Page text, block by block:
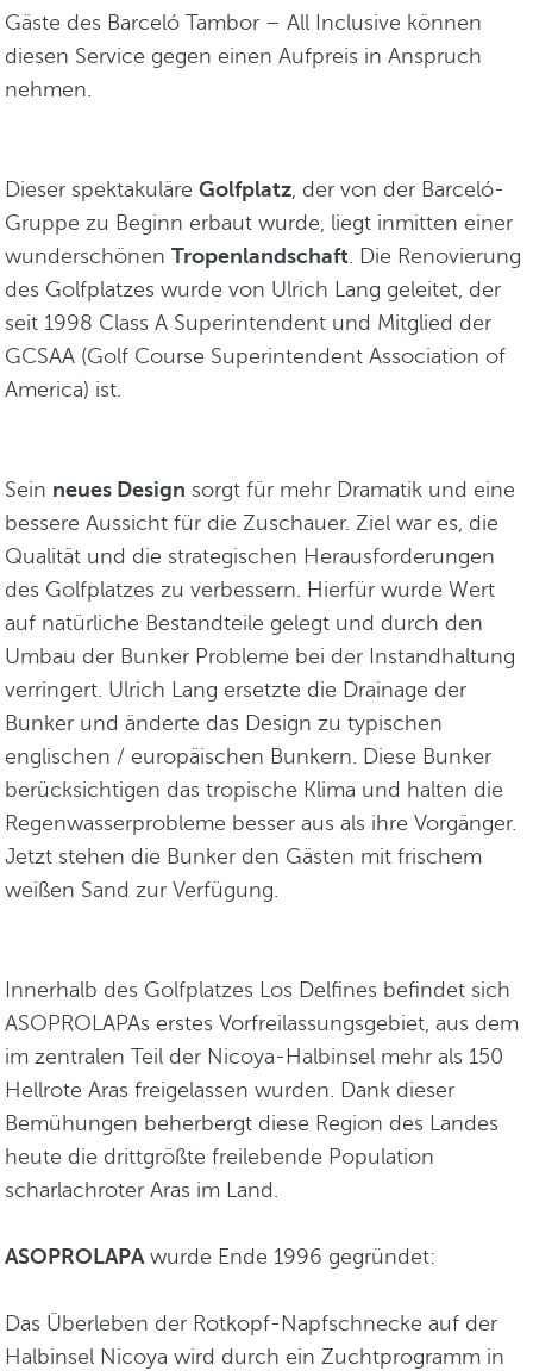
Gäste des Barceló Tambor – All Inclusive können
diesen Service gegen einen Aufpreis in Anspruch
nehmen.
Dieser spektakuläre Golfplatz, der von der Barceló-
Gruppe zu Beginn erbaut wurde, liegt inmitten einer
wunderschönen Tropenlandschaft. Die Renovierung
des Golfplatzes wurde von Ulrich Lang geleitet, der
seit 1998 Class A Superintendent und Mitglied der
GCSAA (Golf Course Superintendent Association of
America) ist.
Sein neues Design sorgt für mehr Dramatik und eine
bessere Aussicht für die Zuschauer. Ziel war es, die
Qualität und die strategischen Herausforderungen
des Golfplatzes zu verbessern. Hierfür wurde Wert
auf natürliche Bestandteile gelegt und durch den
Umbau der Bunker Probleme bei der Instandhaltung
verringert. Ulrich Lang ersetzte die Drainage der
Bunker und änderte das Design zu typischen
englischen / europäischen Bunkern. Diese Bunker
berücksichtigen das tropische Klima und halten die
Regenwasserprobleme besser aus als ihre Vorgänger.
Jetzt stehen die Bunker den Gästen mit frischem
weißen Sand zur Verfügung.
Innerhalb des Golfplatzes Los Delfines befindet sich
ASOPROLAPAs erstes Vorfreilassungsgebiet, aus dem
im zentralen Teil der Nicoya-Halbinsel mehr als 150
Hellrote Aras freigelassen wurden. Dank dieser
Bemühungen beherbergt diese Region des Landes
heute die drittgrößte freilebende Population
scharlachroter Aras im Land.
ASOPROLAPAwurde Ende 1996 gegründet:
Das Überleben der Rotkopf-Napfschnecke auf der
Halbinsel Nicoya wird durch ein Zuchtprogramm in